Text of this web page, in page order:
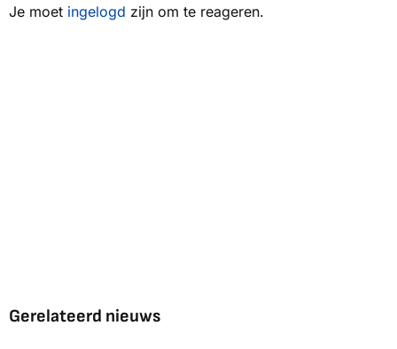
Je moet ingelogd zijn om te reageren.
Gerelateerd nieuws